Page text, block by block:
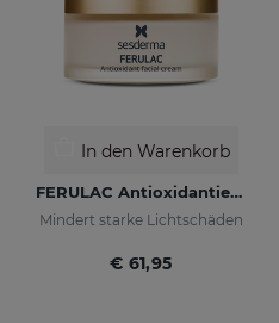
In den Warenkorb
FERULAC Antioxidantien-Creme
Mindert starke Lichtschäden
€ 61,95